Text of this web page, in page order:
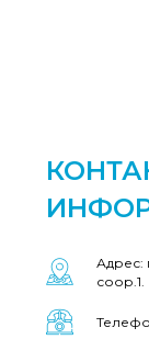
Адрес:
соор.1.